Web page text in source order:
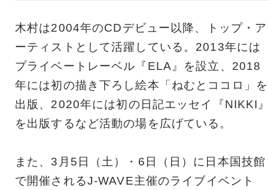
木村は2004年のCDデビュー以降、トップ・ア
ーティストとして活躍している。2013年には
プライベートレーベル『ELA』を設立、2018
年には初の描き下ろし絵本「ねむとココロ」を
出版、2020年には初の日記エッセイ『NIKKI
を出版するなど活動の場を広げている。
また、3月5日（土）・6日（日）に日本国技館
で開催されるJ-WAVE主催のライブイベント